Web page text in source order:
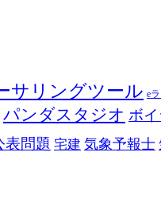
サリングツール e
パンダスタジオ ボ
表問題 宅建 気象予報士